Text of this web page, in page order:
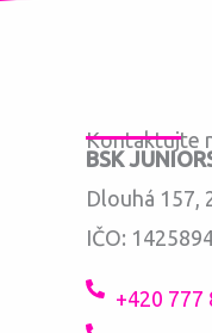
Kontaktujte
BSK
Dlouhá 157,
IČO:
+420 777